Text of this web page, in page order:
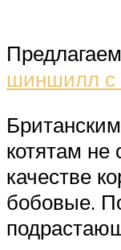
шиншилл с
котятам не
качестве
бобовые.